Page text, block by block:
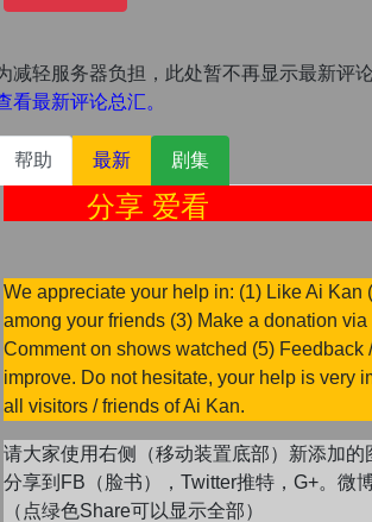
减轻服务器负担，此处暂不再显示最新评
看最新评论总汇。
帮助 最新 剧集
分享 爱看
We appreciate your help in: (1) Like Ai Kan
among your friends (3) Make a donation
Comment on shows watched (5) Feedback
improve. Do not hesitate, your help is very
all visitors / friends of Ai Kan.
请大家使用右侧（移动装置底部）新添加的
分享到FB（脸书），Twitter推特，G+。微
（点绿色Share可以显示全部）